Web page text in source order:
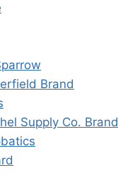
Brand
Supply Co. Brand